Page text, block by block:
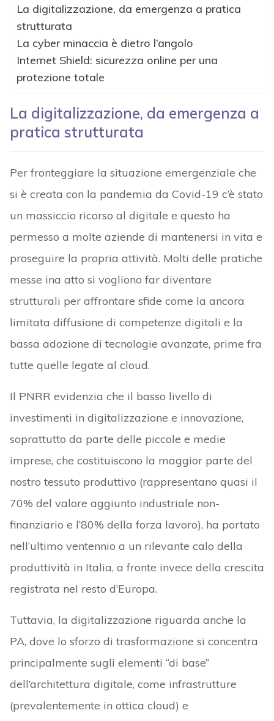
La digitalizzazione, da emergenza a pratica
strutturata
La cyber minaccia è dietro l’angolo
Internet Shield: sicurezza online per una
protezione totale
La digitalizzazione, da emergenza a
pratica strutturata
Per fronteggiare la situazione emergenziale che
si è creata con la pandemia da Covid-19 c’è stato
un massiccio ricorso al digitale e questo ha
permesso a molte aziende di mantenersi in vita e
proseguire la propria attività. Molti delle pratiche
messe ina atto si vogliono far diventare
strutturali per affrontare sfide come la ancora
limitata diffusione di competenze digitali e la
bassa adozione di tecnologie avanzate, prime fra
tutte quelle legate al cloud.
Il PNRR evidenzia che il basso livello di
investimenti in digitalizzazione e innovazione,
soprattutto da parte delle piccole e medie
imprese, che costituiscono la maggior parte del
nostro tessuto produttivo (rappresentano quasi il
70% del valore aggiunto industriale non-
finanziario e l’80% della forza lavoro), ha portato
nell’ultimo ventennio a un rilevante calo della
produttività in Italia, a fronte invece della crescita
registrata nel resto d’Europa.
Tuttavia, la digitalizzazione riguarda anche la
PA, dove lo sforzo di trasformazione si concentra
principalmente sugli elementi “di base”
dell’architettura digitale, come infrastrutture
(prevalentemente in ottica cloud) e